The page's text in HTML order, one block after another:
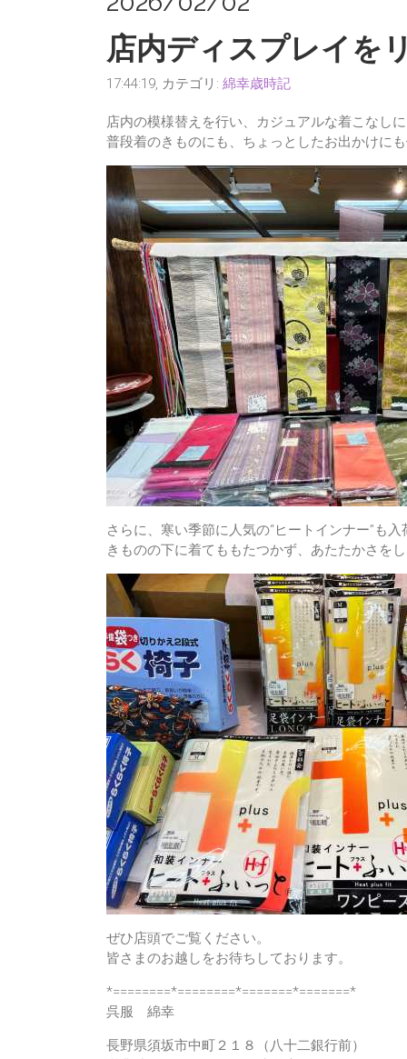
店内ディスプレイを
17:44:19, カテゴリ: 綿幸歳時記
店内の模様替えを行い、カジュアルな着こなし
普段着のきものにも、ちょっとしたお出かけに
さらに、寒い季節に人気の“ヒートインナー”も
きものの下に着てももたつかず、あたたかさを
ぜひ店頭でご覧ください。
皆さまのお越しをお待ちしております。
*========*========*=======*=======*
呉服 綿幸
長野県須坂市中町２１８（八十二銀行前）